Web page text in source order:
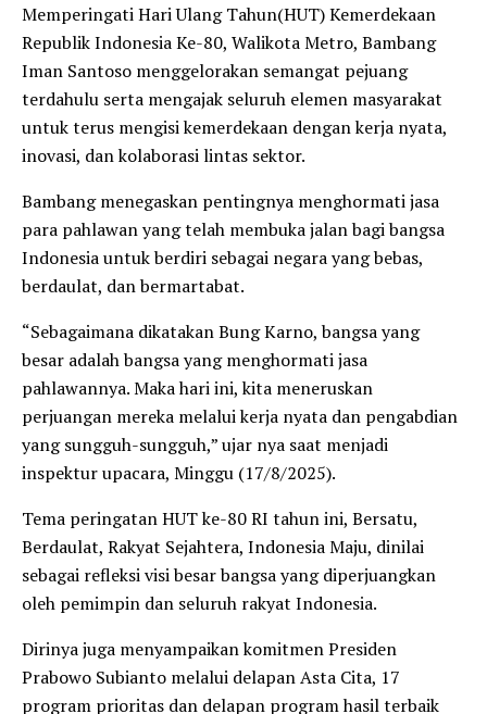
Memperingati Hari Ulang Tahun(HUT) Kemerdekaan
Republik Indonesia Ke-80, Walikota Metro, Bambang
Iman Santoso menggelorakan semangat pejuang
terdahulu serta mengajak seluruh elemen masyarakat
untuk terus mengisi kemerdekaan dengan kerja nyata,
inovasi, dan kolaborasi lintas sektor.
Bambang menegaskan pentingnya menghormati jasa
para pahlawan yang telah membuka jalan bagi bangsa
Indonesia untuk berdiri sebagai negara yang bebas,
berdaulat, dan bermartabat.
“Sebagaimana dikatakan Bung Karno, bangsa yang
besar adalah bangsa yang menghormati jasa
pahlawannya. Maka hari ini, kita meneruskan
perjuangan mereka melalui kerja nyata dan pengabdian
yang sungguh-sungguh,” ujar nya saat menjadi
inspektur upacara, Minggu (17/8/2025).
Tema peringatan HUT ke-80 RI tahun ini, Bersatu,
Berdaulat, Rakyat Sejahtera, Indonesia Maju, dinilai
sebagai refleksi visi besar bangsa yang diperjuangkan
oleh pemimpin dan seluruh rakyat Indonesia.
Dirinya juga menyampaikan komitmen Presiden
Prabowo Subianto melalui delapan Asta Cita, 17
program prioritas dan delapan program hasil terbaik